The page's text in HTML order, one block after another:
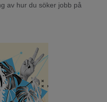
av hur du söker jobb på